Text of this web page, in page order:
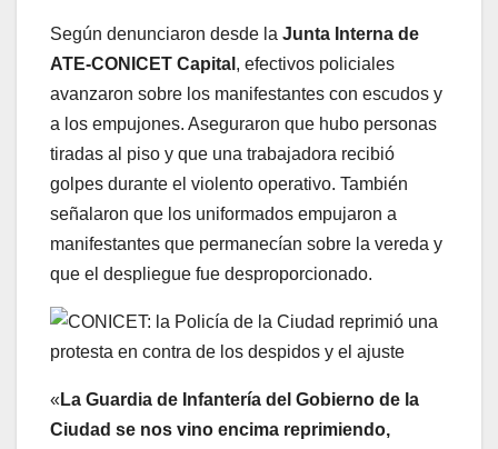
Según denunciaron desde la Junta Interna de
ATE-CONICET Capital , efectivos policiales
avanzaron sobre los manifestantes con escudos y
a los empujones. Aseguraron que hubo personas
tiradas al piso y que una trabajadora recibió
golpes durante el violento operativo. También
señalaron que los uniformados empujaron a
manifestantes que permanecían sobre la vereda y
que el despliegue fue desproporcionado.
« La Guardia de Infantería del Gobierno de la
Ciudad se nos vino encima reprimiendo,